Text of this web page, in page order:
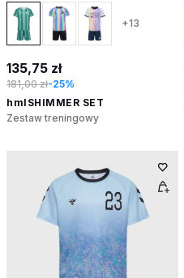
+13
135,75 zł
181,00 zł-25%
hmlSHIMMER SET
Zestaw treningowy